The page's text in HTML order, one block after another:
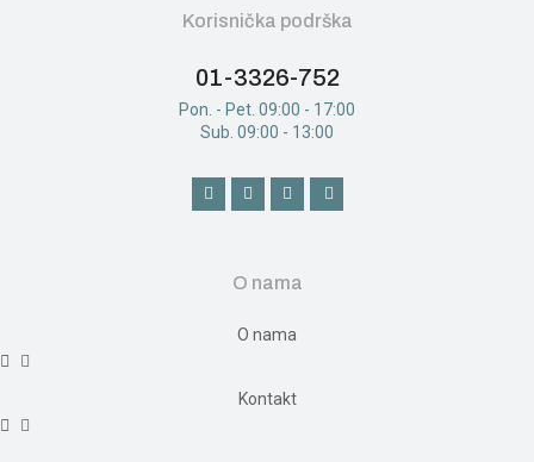
Korisnička podrška
01-3326-752
Pon. - Pet. 09:00 - 17:00
Sub. 09:00 - 13:00
O nama
O nama
Kontakt